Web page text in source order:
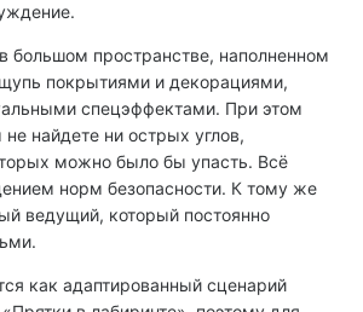
большом пространстве, наполненном
покрытиями и декорациями,
спецэффектами. При этом
не найдете ни острых углов,
можно было бы упасть. Всё
норм безопасности. К тому же
ведущий, который постоянно
как адаптированный сценарий